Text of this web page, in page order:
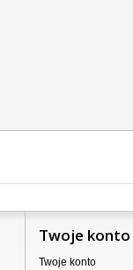
Twoje konto
Twoje konto